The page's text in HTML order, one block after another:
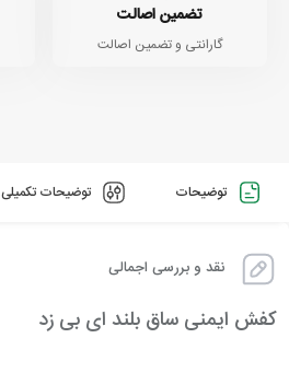
تضمین اصالت
گارانتی و تضمین اصالت
توضیحات توضیحات تکمیلی
نقد و بررسی اجمالی
کفش ایمنی ساق بلند ای بی زد